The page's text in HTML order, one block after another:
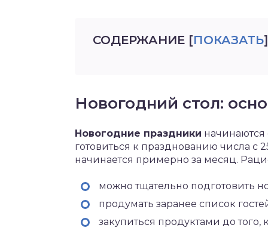
СОДЕРЖАНИЕ [ПОКАЗАТЬ]
Новогодний стол:
Новогодние праздники начинаются
готовиться к празднованию числа с
начинается примерно за месяц.
можно тщательно подготовить
продумать заранее список
закупиться продуктами до того,